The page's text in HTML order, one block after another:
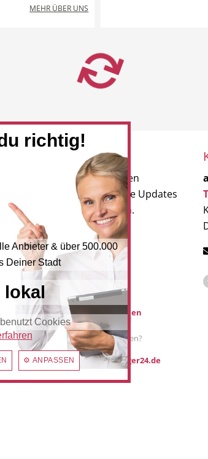
MEHR ÜBER UNS
Melden Sie sich für unseren
Newsletter an, um neueste Updates
und Angebote zu erhalten.
NEWSLETTER BESTELLEN
Mediadaten
Werbung buchen
Sie möchten auf
anzeiger24.de
Werbung schalten?
hilden@anzeiger24.de
richtig!
Anbieter & über 500.000
Deiner Stadt
lokal
Cookies
⚙ ANPASSEN